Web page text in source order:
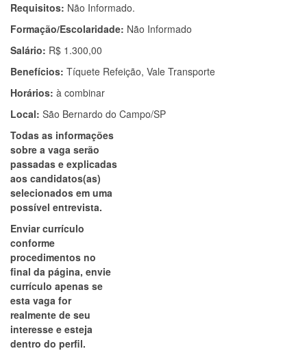
Requisitos: Não Informado.
Formação/Escolaridade: Não Informado
Salário: R$ 1.300,00
Benefícios: Tíquete Refeição, Vale Transporte
Horários: à combinar
Local: São Bernardo do Campo/SP
Todas as informações
sobre a vaga serão
passadas e explicadas
aos candidatos(as)
selecionados em uma
possível entrevista.
Enviar currículo
conforme
procedimentos no
final da página, envie
currículo apenas se
esta vaga for
realmente de seu
interesse e esteja
dentro do perfil.